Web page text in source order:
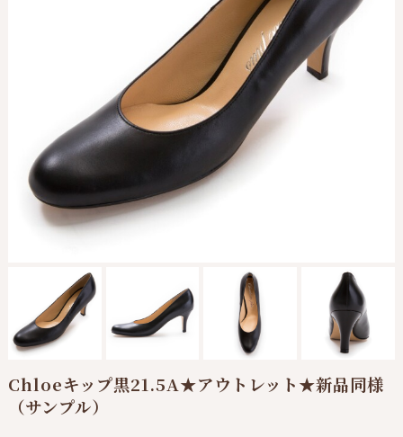
Chloeキップ黒21.5A★アウトレット★新品同様
（サンプル）